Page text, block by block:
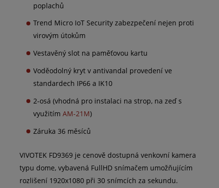
poplachů
Trend Micro IoT Security zabezpečení nejen proti
virovým útokům
Vestavěný slot na paměťovou kartu
Voděodolný kryt v antivandal provedení ve
standardech IP66 a IK10
2-osá (vhodná pro instalaci na strop, na zeď s
využitím AM-21M)
Záruka 36 měsíců
VIVOTEK FD9369 je cenově dostupná venkovní kamera
typu dome, vybavená FullHD snímačem umožňujícím
rozlišení 1920x1080 při 30 snímcích za sekundu.